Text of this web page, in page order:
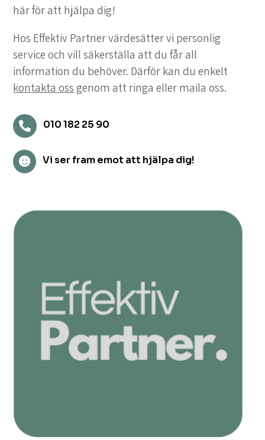
här för att hjälpa dig!
Hos Effektiv Partner värdesätter vi personlig
service och vill säkerställa att du får all
information du behöver. Därför kan du enkelt
kontakta oss genom att ringa eller maila oss.
 010 182 25 90
 Vi ser fram emot att hjälpa dig!